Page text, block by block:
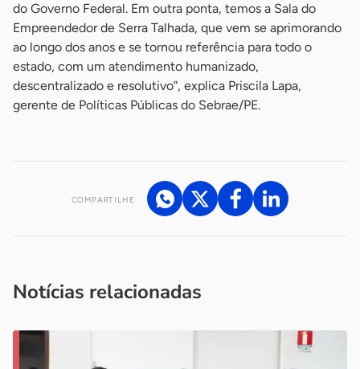
do Governo Federal. Em outra ponta, temos a Sala do
Empreendedor de Serra Talhada, que vem se aprimorando
ao longo dos anos e se tornou referência para todo o
estado, com um atendimento humanizado,
descentralizado e resolutivo”, explica Priscila Lapa,
gerente de Políticas Públicas do Sebrae/PE.
COMPARTILHE
Notícias relacionadas